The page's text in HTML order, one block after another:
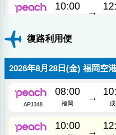
10:00
→
12:40
APJ365
16:15
成田
→
APJ367
18:30
成田
復路利用便
2026年8月28日(金) 福岡
APJ348
08:00
福岡
→
10:00
→